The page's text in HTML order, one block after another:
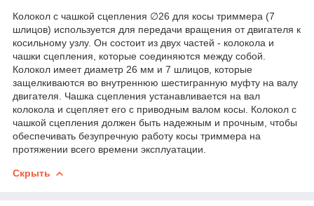
Колокол с чашкой сцепления ∅26 для косы триммера (7
шлицов) используется для передачи вращения от двигателя к
косильному узлу. Он состоит из двух частей - колокола и
чашки сцепления, которые соединяются между собой.
Колокол имеет диаметр 26 мм и 7 шлицов, которые
защелкиваются во внутреннюю шестигранную муфту на валу
двигателя. Чашка сцепления устанавливается на вал
колокола и сцепляет его с приводным валом косы. Колокол с
чашкой сцепления должен быть надежным и прочным, чтобы
обеспечивать безупречную работу косы триммера на
протяжении всего времени эксплуатации.
Скрыть